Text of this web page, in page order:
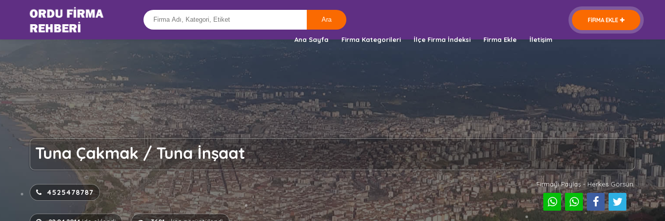
FİRMA EKLE
Ana Sayfa Firma Kategorileri İlçe Firma İndeksi Firma Ekle İletişim
Tuna Çakmak / Tuna İnşaat
4525478787
Firmayı Paylaş - Herkes Görsün